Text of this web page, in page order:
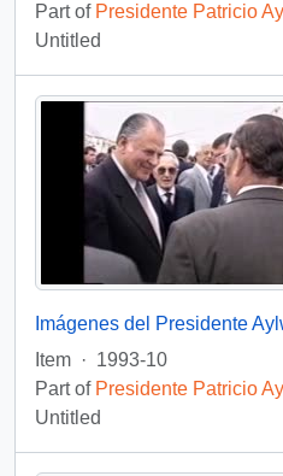
Part of Presidente Patricio
Untitled
Item · 1993-10
Part of Presidente Patricio
Untitled